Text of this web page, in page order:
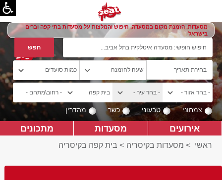
מסעדות, הזמנת מקום במסעדה, חיפוש והמלצות על מסעדות בתי קפה וברים
בישראל
צמחוני טבעוני כשר מהדרין
אירועים מסעדות מתכונים
ראשי > מסעדות בקיסריה > בית קפה בקיסריה